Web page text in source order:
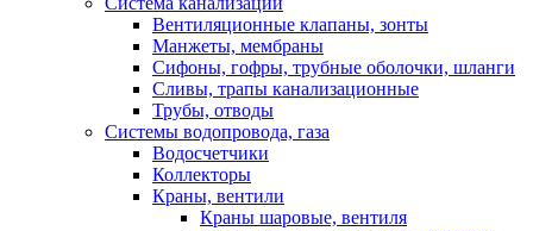
Вентиляционные клапаны, зонты
Манжеты, мембраны
Сифоны, гофры, трубные оболочки, шланги
Сливы, трапы канализационные
Трубы, отводы
Системы водопровода, газа
Водосчетчики
Коллекторы
Краны, вентили
Краны шаровые, вентиля